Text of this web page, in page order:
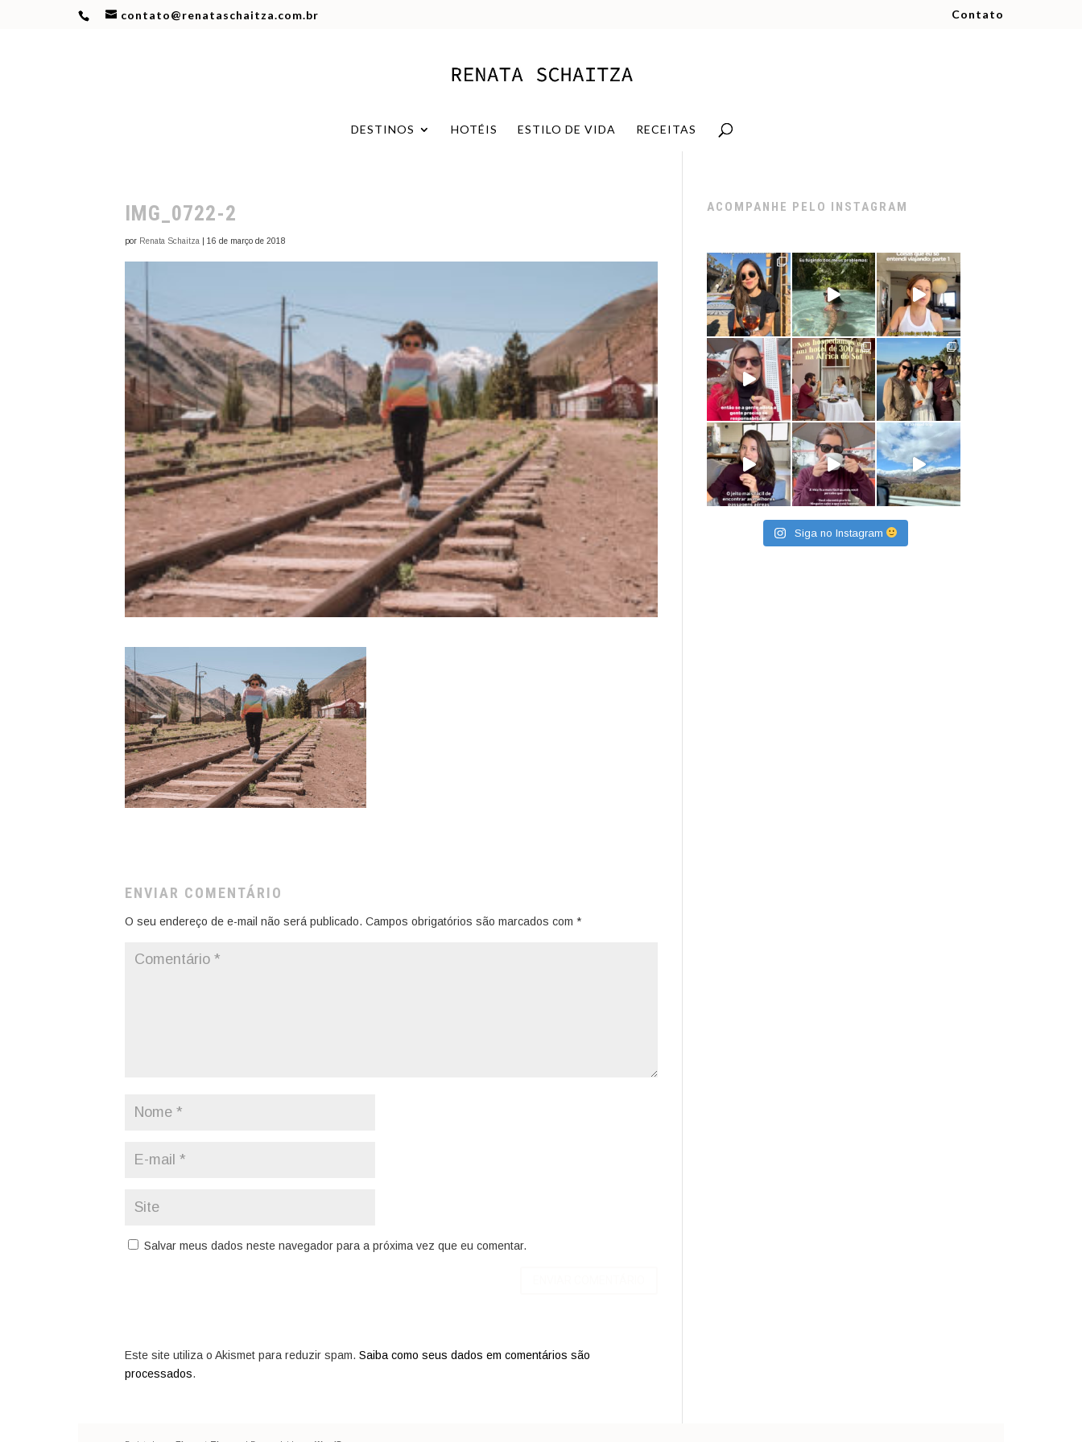
contato@renataschaitza.com.br Contato
DESTINOS HOTÉIS ESTILO DE VIDA RECEITAS
IMG_0722-2
por Renata Schaitza 16 de março de 2018
ENVIAR COMENTÁRIO
O seu endereço de e-mail não será publicado. Campos obrigatórios são marcados com *
Salvar meus dados neste navegador para a próxima vez que eu comentar.
Este site utiliza o Akismet para reduzir spam. Saiba como seus dados em comentários são
processados.
ACOMPANHE PELO INSTAGRAM
Siga no Instagram